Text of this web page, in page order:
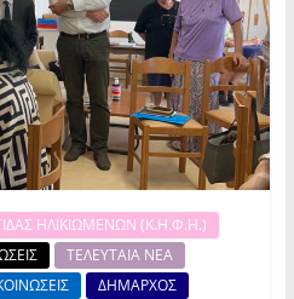
ΗΛΙΚΙΩΜΕΝΩΝ (Κ.Η.Φ.Η.)
ΤΕΛΕΥΤΑΙΑ ΝΕΑ
ΔΗΜΑΡΧΟΣ